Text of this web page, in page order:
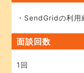
・SendGridの利用
面談回数
1回